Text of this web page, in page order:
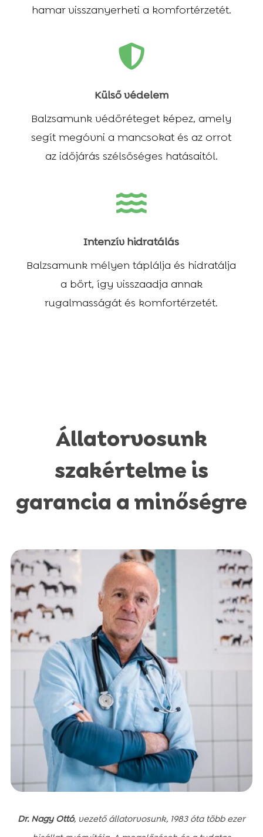
hamar visszanyerheti a komfortérzetét.

Külső védelem
Balzsamunk védőréteget képez, amely
segít megóvni a mancsokat és az orrot
az időjárás szélsőséges hatásaitól.

Intenzív hidratálás
Balzsamunk mélyen táplálja és hidratálja
a bőrt, így visszaadja annak
rugalmasságát és komfortérzetét.
Állatorvosunk
szakértelme is
garancia a minőségre
Dr. Nagy Ottó, vezető állatorvosunk, 1983 óta több ezer